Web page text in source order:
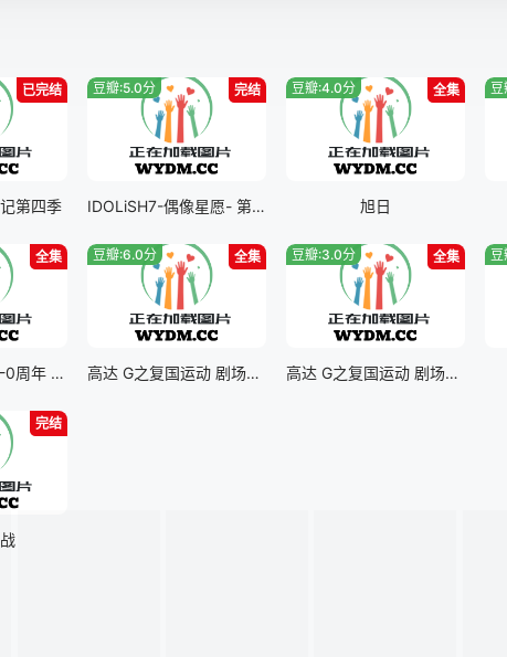
已完结
第四季
完结
豆瓣:5.0分
IDOLiSH7-偶像星愿- 第三季 part二
全集
豆瓣:4.0分
旭日
豆
全集
假面骑士OOO 一0周年 复活的核心硬币
全集
豆瓣:6.0分
高达 G之复国运动 剧场版V 跨越死线
全集
豆瓣:3.0分
高达 G之复国运动 剧场版IV 在激斗中呼唤爱
完结